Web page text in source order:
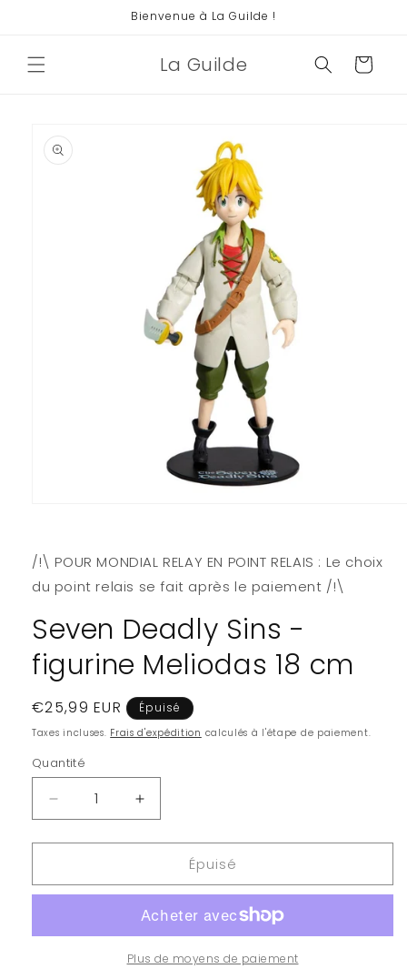
contenu
Bienvenue à La Guilde !
La Guilde Panier
informations
produits
dans
fenêtre
/!\ POUR MONDIAL RELAY EN POINT RELAIS : Le choix
du point relais se fait après le paiement /!\
Seven Deadly Sins -
figurine Meliodas 18 cm
Prix
habituel
€25,99 EUR Épuisé
Taxes incluses. Frais d'expédition calculés à l'étape de paiement.
Quantité
Quantité
Réduire
la
quantité
Seven
-
Augmenter
la
quantité
Seven
Sins
-
figurine
Épuisé
Plus de moyens de paiement